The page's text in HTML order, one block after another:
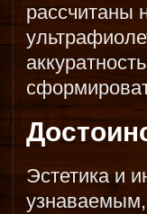
рассчитаны
Эстетика и